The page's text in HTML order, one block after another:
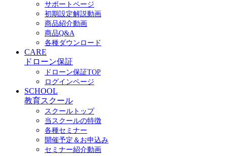
サポートページ
初期設定解説動画
商品紹介動画
商品Q&A
各種ダウンロード
CARE
ドローン保証
ドローン保証TOP
ログインページ
SCHOOL
教育スクール
スクールトップ
当スクールの特徴
各種セミナー
開催予定＆お申込み
セミナー紹介動画